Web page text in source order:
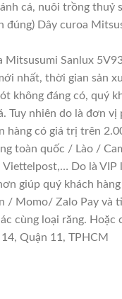
cá, nuôi trồng thuỷ
đúng) Dây curoa
Mitsusumi Sanlux
nhất, thời gian sản
không đáng có, quý
Tuy nhiên do là đơn
hàng có giá trị trên
toàn quốc / Lào /
Viettelpost,… Do là
giúp quý khách
/ Momo/ Zalo Pay và
cùng loại răng.
Quận 11, TPHCM